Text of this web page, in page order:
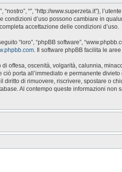
“nostro”, “”, “http://www.superzeta.it”),
condizioni d’uso possono cambiare in
accettazione delle condizioni d’uso.
“loro”, “phpBB software”,
. Il software phpBB facilita le
offesa, oscenità, volgarità, calunnia,
porta all’immediato e permanente
il diritto di rimuovere, riscrivere, spostare o
Al contempo queste informazioni